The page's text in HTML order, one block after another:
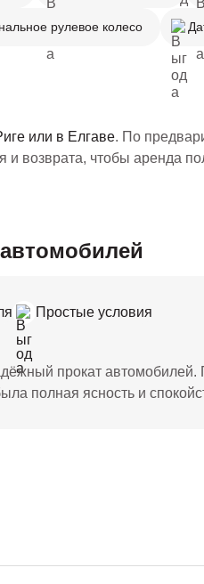
рулевое колесо
или в Елгаве. По
и возврата, чтобы аренда
Простые условия
прокат
полная ясность и